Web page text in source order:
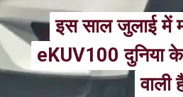
इस साल जुलाई में
eKUV100 दुनिया
वाली
इस साल जुलाई में
eKUV100 दुनिया
वाली